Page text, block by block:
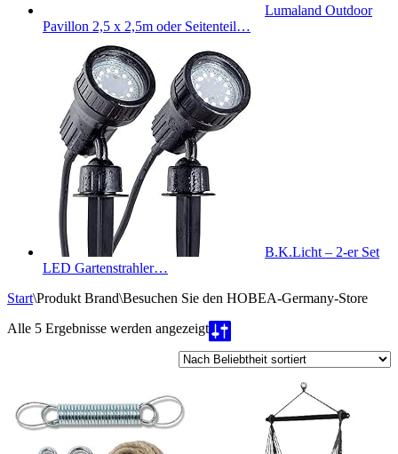
Lumaland Outdoor
Pavillon 2,5 x 2,5m oder Seitenteil…
B.K.Licht – 2-er Set
LED Gartenstrahler…
Start\Produkt Brand\Besuchen Sie den HOBEA-Germany-Store
Alle 5 Ergebnisse werden angezeigtNach
Beliebtheit
sortiert